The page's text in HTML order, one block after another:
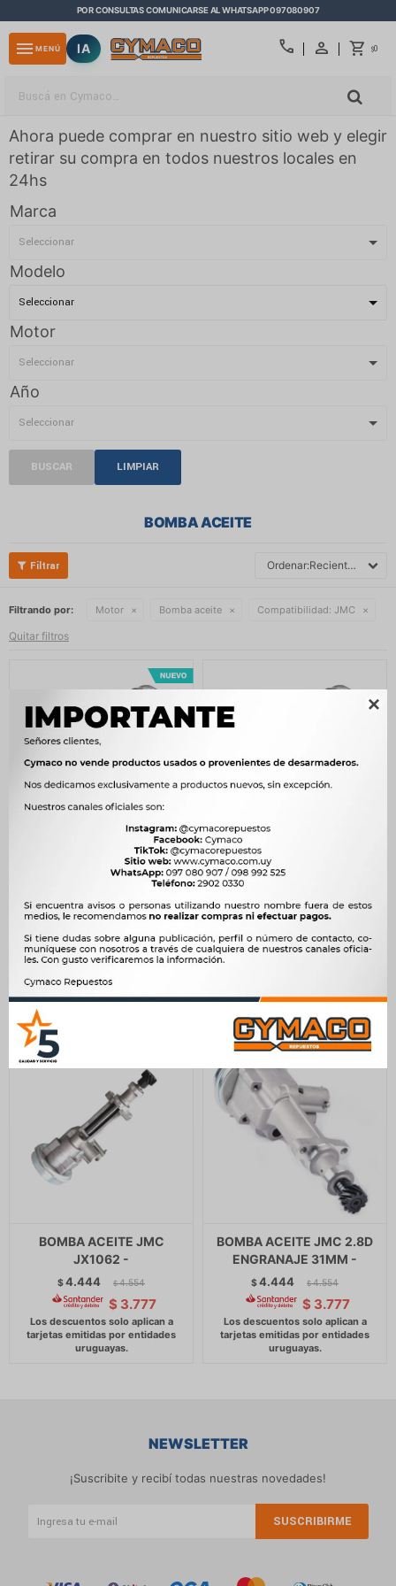

POR CONSULTAS COMUNICARSE AL WHATSAPP 097080907
call $0
menu MENÚ IA
Ahora puede comprar en nuestro sitio web y elegir
retirar su compra en todos nuestros locales en
24hs
Marca
Modelo
Motor
Año
BUSCAR LIMPIAR
BOMBA ACEITE
Recientes
Filtrando por: Motor Bomba aceite Compatibilidad: JMC
Quitar filtros
BOMBA ACEITE JMC
BOMBA ACEITE JX1032-43
PIÑON 28.5MM -
$4.200 $ 4.303
$3.570
BOMBA ACEITE JMC 1032
1043 1062 ISUZU NKR NPR
N900 2.8 D 4JB1 30MM
ARCO
$9.555 $ 9.790
BOMBA ACEITE JMC
JX1062 -
$4.444 $ 4.554
$ 3.777
BOMBA ACEITE JMC 2.8D
ENGRANAJE 31MM -
$4.444 $ 4.554
$ 3.777
NEWSLETTER
¡Suscribite y recibí todas nuestras novedades!
SUSCRIBIRME
close